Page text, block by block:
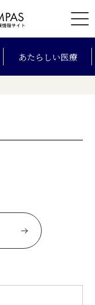
あたらしい医療